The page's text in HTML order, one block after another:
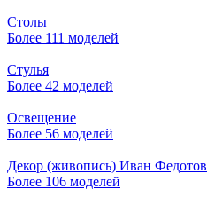
Столы
Более 111 моделей
Стулья
Более 42 моделей
Освещение
Более 56 моделей
Декор (живопись) Иван Федотов
Более 106 моделей